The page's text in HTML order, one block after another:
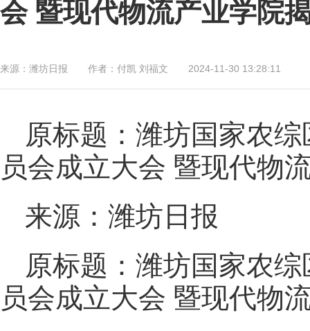
会 暨现代物流产业学院
来源： 潍坊日报 作者： 付凯 刘福文 2024-11-30 13:28:11
原标题：潍坊国家农
员会成立大会 暨现代物
来源：潍坊日报
原标题：潍坊国家农
员会成立大会 暨现代物